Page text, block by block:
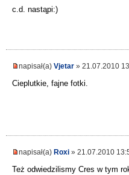
c.d. nastąpi:)
napisał(a) Vjetar » 21.07.2010
Cieplutkie, fajne fotki.
napisał(a) Roxi » 21.07.2010
Też odwiedzilismy Cres w tym